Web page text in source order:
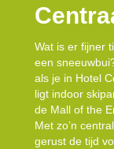
Wat is er fijner
een
als je in Hotel
ligt indoor
de Mall of the
Met zo’n
gerust de tijd